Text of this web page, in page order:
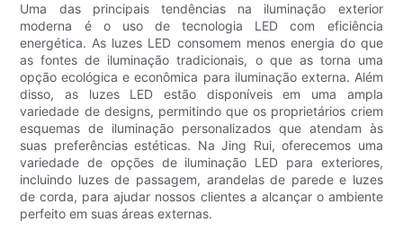
Uma das principais tendências na iluminação exterior
moderna é o uso de tecnologia LED com eficiência
energética. As luzes LED consomem menos energia do que
as fontes de iluminação tradicionais, o que as torna uma
opção ecológica e econômica para iluminação externa. Além
disso, as luzes LED estão disponíveis em uma ampla
variedade de designs, permitindo que os proprietários criem
esquemas de iluminação personalizados que atendam às
suas preferências estéticas. Na Jing Rui, oferecemos uma
variedade de opções de iluminação LED para exteriores,
incluindo luzes de passagem, arandelas de parede e luzes
de corda, para ajudar nossos clientes a alcançar o ambiente
perfeito em suas áreas externas.